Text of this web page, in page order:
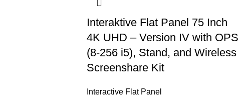
Interaktive Flat Panel 75 Inch
4K UHD – Version IV with OPS
(8-256 i5), Stand, and Wireless
Screenshare Kit
Interactive Flat Panel